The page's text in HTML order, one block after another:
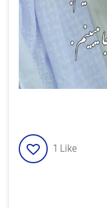
1 Like